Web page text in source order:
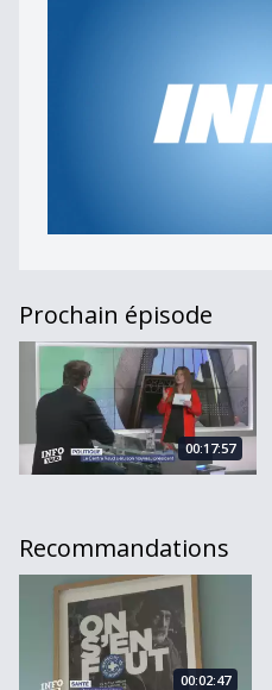
Prochain épisode
Journal du 20 mai 2026
00:17:57
Recommandations
Des soins pour toutes et tous
00:02:47